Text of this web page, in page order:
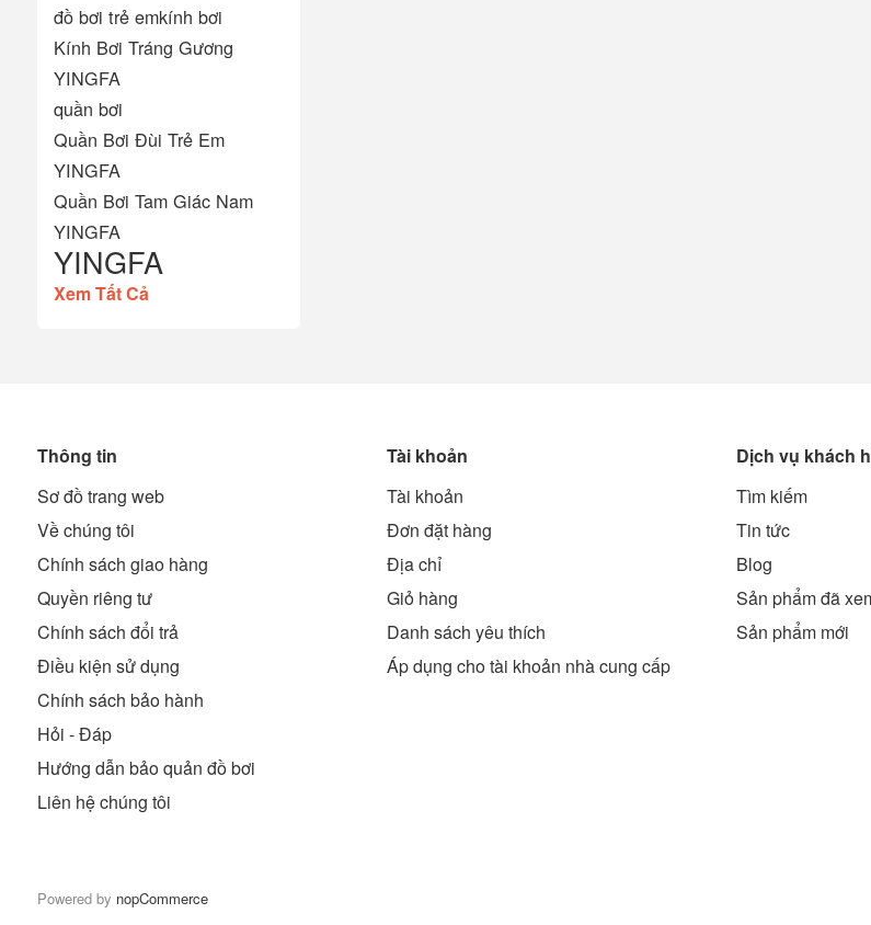
đồ bơi trẻ emkính bơi
Kính Bơi Tráng Gương
YINGFA
quần bơi
Quần Bơi Đùi Trẻ Em
YINGFA
Quần Bơi Tam Giác Nam
YINGFA
YINGFA
Xem Tất Cả
Thông tin
Sơ đồ trang web
Về chúng tôi
Chính sách giao hàng
Quyền riêng tư
Chính sách đổi trả
Điều kiện sử dụng
Chính sách bảo hành
Hỏi - Đáp
Hướng dẫn bảo quản đồ bơi
Liên hệ chúng tôi
Tài khoản
Tài khoản
Đơn đặt hàng
Địa chỉ
Giỏ hàng
Danh sách yêu thích
Áp dụng cho tài khoản nhà cung cấp
Dịch vụ khách
Tìm kiếm
Tin tức
Blog
Sản phẩm đã
Sản phẩm mới
Powered by nopCommerce